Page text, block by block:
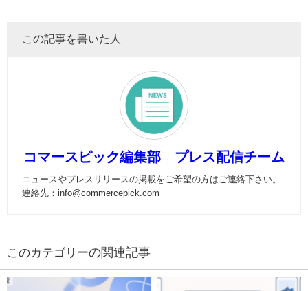
この記事を書いた人
コマースピック編集部 プレス配信チーム
ニュースやプレスリリースの掲載をご希望の方はご連絡下さい。
連絡先：info@commercepick.com
の関連記事